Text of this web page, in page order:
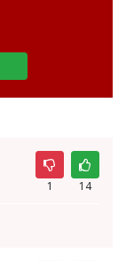
1 14